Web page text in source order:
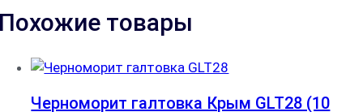
товары
Черноморит галтовка Крым GLT28 (10